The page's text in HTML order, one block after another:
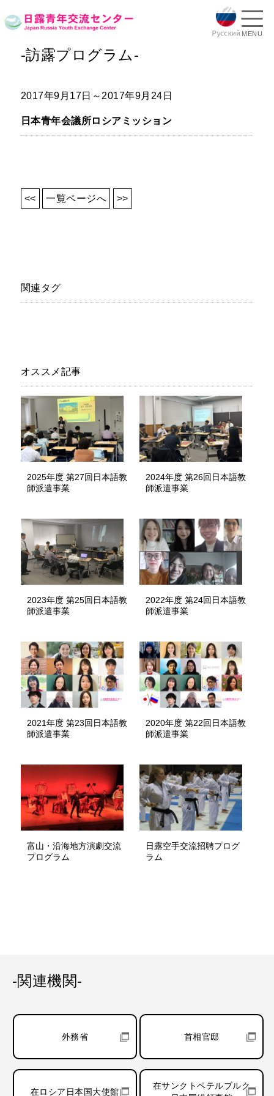
MENU
-訪露プログラム-
2017年9月17日～2017年9月24日
日本青年会議所ロシアミッション
<< 一覧ページへ >>
関連タグ
オススメ記事
2025年度 第27回日本語教
師派遣事業
2024年度 第26回日本語教
師派遣事業
2023年度 第25回日本語教
師派遣事業
2022年度 第24回日本語教
師派遣事業
2021年度 第23回日本語教
師派遣事業
2020年度 第22回日本語教
師派遣事業
富山・沿海地方演劇交流
プログラム
日露空手交流招聘プログ
ラム
-関連機関-
外務省 首相官邸
在ロシア日本国大使館
在サンクトペテルブルク